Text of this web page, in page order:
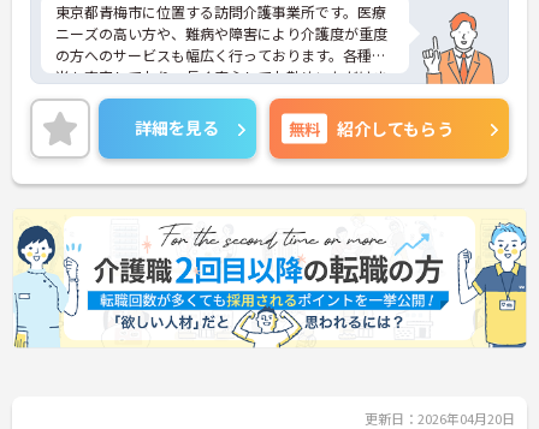
東京都青梅市に位置する訪問介護事業所です。医療
ニーズの高い方や、難病や障害により介護度が重度
の方へのサービスも幅広く行っております。各種手
当も充実しており、長く安心してお勤めいただけま
す。研修会や勉強会、調理実習などを定期的に行
い、働きながらスキルアップも目指せます。ご興味
のある方には、面接対策ポイントなど、さらに詳細
をお話しいたしますのでお気軽にご相談ください！
詳細を見る 無料 紹介してもらう
更新日：2026年04月20日